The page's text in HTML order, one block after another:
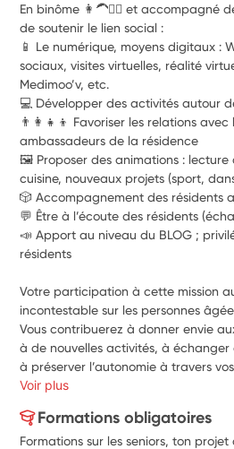
En binôme 👩‍🦱👱‍♂️ et accompagné
de soutenir le lien social :
📱 Le numérique, moyens digitaux :
sociaux, visites virtuelles, réalité
Medimoo’v, etc.
💻 Développer des activités autour
👨‍👩‍👧‍👦 Favoriser les relations
ambassadeurs de la résidence
🖼️ Proposer des animations : lecture
📣 Apport au niveau du BLOG ;
résidents
Votre participation à cette mission
incontestable sur les personnes
Vous contribuerez à donner envie
à de nouvelles activités, à
à préserver l’autonomie à travers
Voir plus
Formations obligatoires
Formations sur les seniors, ton